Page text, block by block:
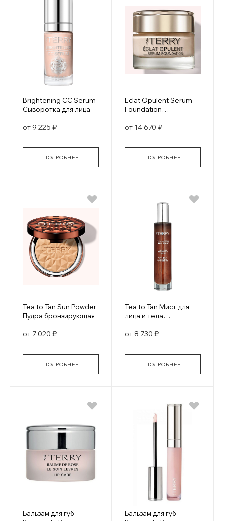
Brightening CC Serum
Сыворотка для лица
от 9 225 ₽
ПОДРОБНЕЕ
Eclat Opulent Serum
Foundation
антивозрастная
тонирующим
эффектом
от 14 670 ₽
ПОДРОБНЕЕ
Tea to Tan Sun Powder
Пудра бронзирующая
от 7 020 ₽
ПОДРОБНЕЕ
Tea to Tan Мист для
лица и тела
бронзирующий с
увлажняющим
от 8 730 ₽
ПОДРОБНЕЕ
Бальзам для губ
Бальзам для губ